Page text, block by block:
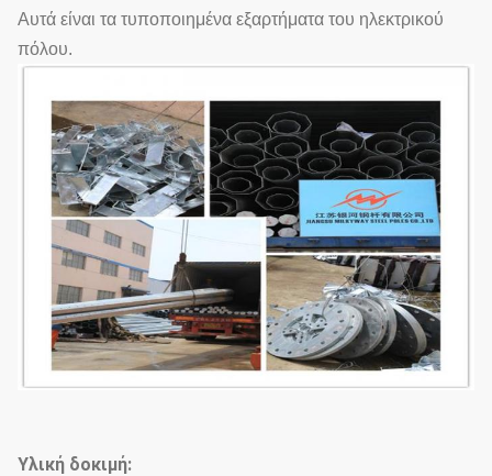
Αυτά είναι τα τυποποιημένα εξαρτήματα του ηλεκτρικού
πόλου.
Υλική δοκιμή: